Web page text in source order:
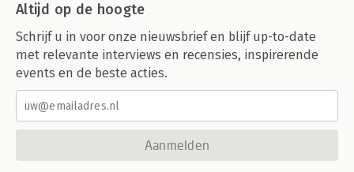
Altijd op de hoogte
Schrijf u in voor onze nieuwsbrief en blijf up-to-date
met relevante interviews en recensies, inspirerende
events en de beste acties.
Aanmelden